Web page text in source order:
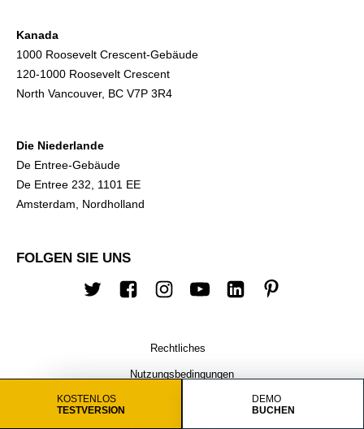
KOSTENLOS
TESTVERSION
DEMO
BUCHEN
Kanada
1000 Roosevelt Crescent-Gebäude
120-1000 Roosevelt Crescent
North Vancouver, BC V7P 3R4
Die Niederlande
De Entree-Gebäude
De Entree 232, 1101 EE
Amsterdam, Nordholland
FOLGEN SIE UNS
TwitterFacebookInstagram
YoutubeLinkedin
Rechtliches
Nutzungsbedingungen
Ticketing-Nutzungsbedingungen
Datenschutzbestimmungen